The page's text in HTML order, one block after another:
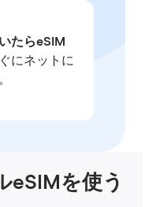
たらeSIM
にネットに
eSIMを使う